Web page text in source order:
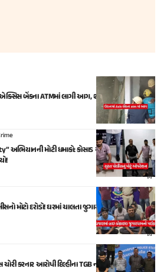
બેંકના ATMમાં લાગી આગ, શોર્ટ સર્કિટથી નુકસાન
અભિયાનની મોટી ધમાકો: કોસાડ આવાસમાંથી ડ્રગ્સ સાથે
મોટો દરોડો! ઘરમાં ચાલતા જુગારધામમાંથી 9
કરનાર આરોપી દિલ્હીના TGB નગરથી પકડાયો